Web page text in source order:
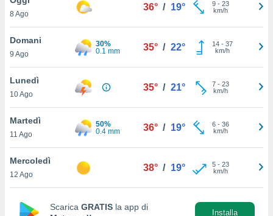
è
al sito
di
ci
di
il
un
la
8 Ago
36° / 19° 9- 23
km/h
Domani
9 Ago
30%
0.1 mm
35° / 22° 14- 37
km/h
Lunedì
10 Ago
35° / 21° 7- 23
km/h
Martedì
11 Ago
50%
0.4 mm
36° / 19° 6- 36
km/h
Mercoledì
12 Ago
38° / 19° 5- 23
km/h
Scarica GRATIS la app di
Installa